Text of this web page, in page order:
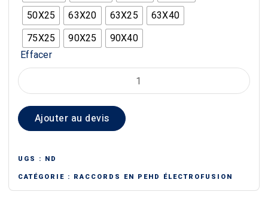
50X25
63X20 63X25
63X40
75X25
90X25
90X40
Effacer
quantité
de
SELLE
TÉ
Ajouter au devis
UGS : ND
CATÉGORIE : RACCORDS EN PEHD ÉLECTROFUSION